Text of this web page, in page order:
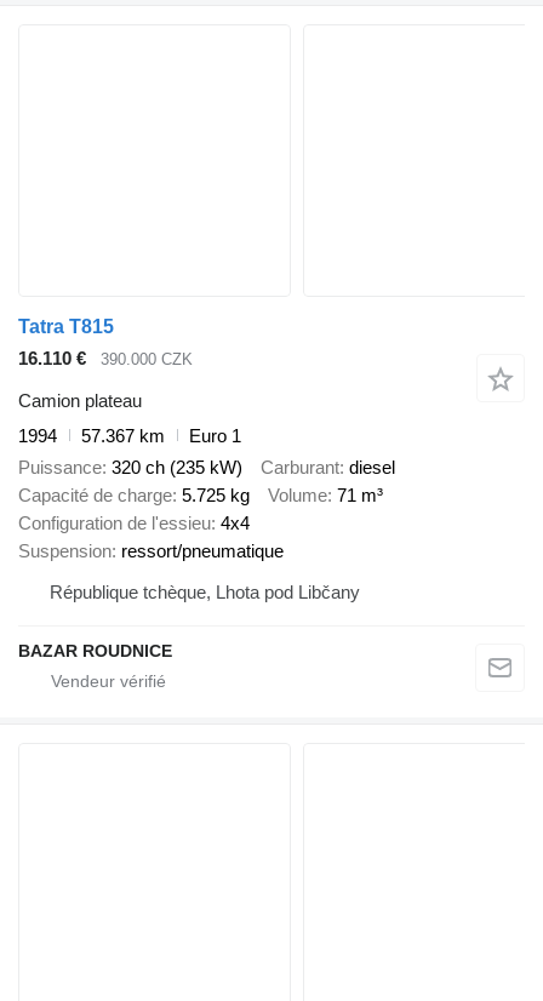
Tatra T815
16.110 €
390.000 CZK
Camion plateau
1994
57.367 km
Euro 1
Puissance 320 ch (235 kW) Carburant diesel
Capacité de charge 5.725 kg Volume 71 m³
Configuration de l'essieu 4x4
Suspension ressort/pneumatique
République tchèque, Lhota pod Libčany
BAZAR ROUDNICE